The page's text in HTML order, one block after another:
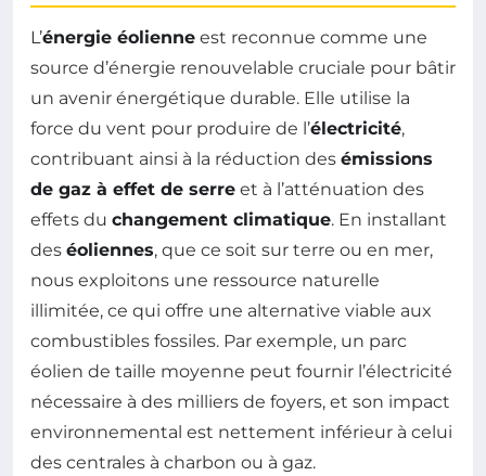
L’énergie éolienne est reconnue comme une
source d’énergie renouvelable cruciale pour bâtir
un avenir énergétique durable. Elle utilise la
force du vent pour produire de l’électricité,
contribuant ainsi à la réduction des émissions
de gaz à effet de serre et à l’atténuation des
effets du changement climatique. En installant
des éoliennes, que ce soit sur terre ou en mer,
nous exploitons une ressource naturelle
illimitée, ce qui offre une alternative viable aux
combustibles fossiles. Par exemple, un parc
éolien de taille moyenne peut fournir l’électricité
nécessaire à des milliers de foyers, et son impact
environnemental est nettement inférieur à celui
des centrales à charbon ou à gaz.